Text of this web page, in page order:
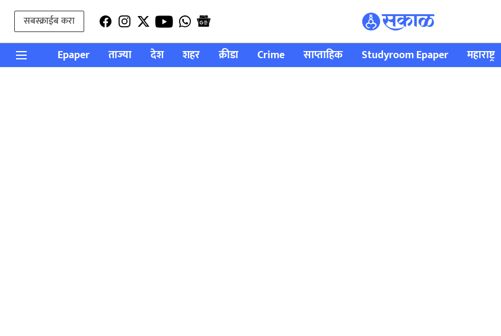
सबस्क्राईब करा
Epaper ताज्या देश शहर क्रीडा Crime साप्ताहिक Studyroom Epaper महाराष्ट्र